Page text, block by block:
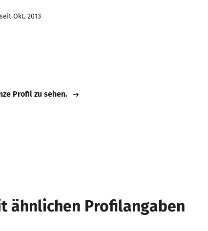
Okt. 2013
Profil zu sehen.
ähnlichen Profilangaben